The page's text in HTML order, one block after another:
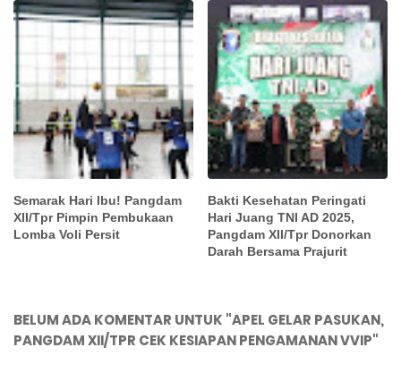
Semarak Hari Ibu! Pangdam
XII/Tpr Pimpin Pembukaan
Lomba Voli Persit
Bakti Kesehatan Peringati
Hari Juang TNI AD 2025,
Pangdam XII/Tpr Donorkan
Darah Bersama Prajurit
BELUM ADA KOMENTAR UNTUK "APEL GELAR PASUKAN,
PANGDAM XII/TPR CEK KESIAPAN PENGAMANAN VVIP"